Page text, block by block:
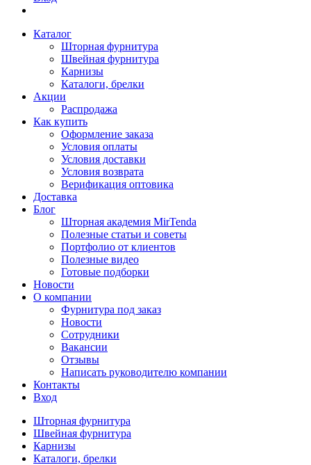
Каталог
Шторная фурнитура
Швейная фурнитура
Карнизы
Каталоги, брелки
Акции
Распродажа
Как купить
Оформление заказа
Условия оплаты
Условия доставки
Условия возврата
Верификация оптовика
Доставка
Блог
Шторная академия MirTenda
Полезные статьи и советы
Портфолио от клиентов
Полезные видео
Готовые подборки
Новости
О компании
Фурнитура под заказ
Новости
Сотрудники
Вакансии
Отзывы
Написать руководителю компании
Контакты
Вход
Шторная фурнитура
Швейная фурнитура
Карнизы
Каталоги, брелки